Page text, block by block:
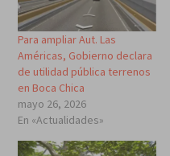
Para ampliar Aut. Las
Américas, Gobierno declara
de utilidad pública terrenos
en Boca Chica
mayo 26, 2026
En «Actualidades»